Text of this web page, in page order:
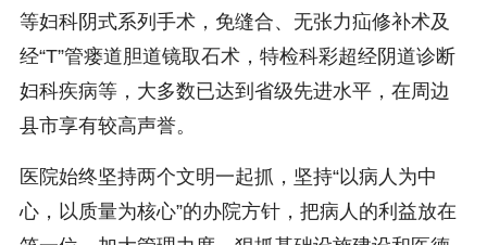
等妇科阴式系列手术，免缝合、无张力疝修补术及
经“T”管瘘道胆道镜取石术，特检科彩超经阴道诊断
妇科疾病等，大多数已达到省级先进水平，在周边
县市享有较高声誉。
医院始终坚持两个文明一起抓，坚持“以病人为中
心，以质量为核心”的办院方针，把病人的利益放在